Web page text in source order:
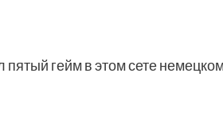
пятый гейм в этом сете